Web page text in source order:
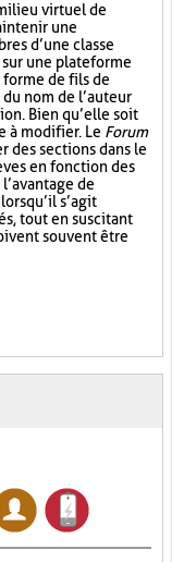
virtuel de
une
d’une classe
une plateforme
forme de fils de
nom de l’auteur
Bien qu’elle soit
à modifier. Le Forum
des sections dans le
en fonction des
de
s’agit
tout en suscitant
souvent être